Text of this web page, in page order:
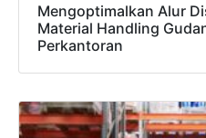
Mengoptimalkan Alur
Material Handling
Perkantoran